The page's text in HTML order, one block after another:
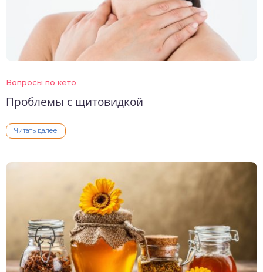
Вопросы по кето
Проблемы с щитовидкой
Читать далее